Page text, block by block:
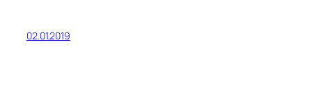
02.01.2019